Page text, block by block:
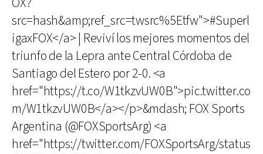
src=hash&amp;ref_src=twsrc%5Etfw">#Superl
igaxFOX</a> | Reviví los mejores momentos del
triunfo de la Lepra ante Central Córdoba de
Santiago del Estero por 2-0. <a
href="https://t.co/W1tkzvUW0B">pic.twitter.co
m/W1tkzvUW0B</a></p>&mdash; FOX Sports
Argentina (@FOXSportsArg) <a
href="https://twitter.com/FOXSportsArg/status